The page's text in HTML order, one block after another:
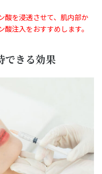
酸を浸透させて、肌内部か
注入をおすすめします。
できる効果